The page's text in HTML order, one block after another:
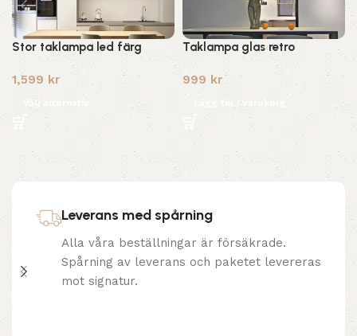
Stor taklampa led färg
1,599 kr
Välj alternativ
Taklampa glas retro
999kr
Lägg till i varukorg
Leverans med spårning
Alla våra beställningar är försäkrade.
Spårning av leverans och paketet levereras
mot signatur.